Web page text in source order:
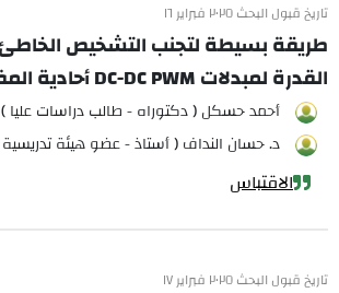
تاريخ قبول البحث ٢٠٢٥ فبراير ١٦
طريقة بسيطة لتجنب التشخيص
القدرة لمبدلات DC-DC PWM أحادية المفتاح
أحمد حسكل ( دكتوراه - طالب دراسات عليا )
د. حسان النداف ( أستاذ - عضو هيئة
الاقتباس
تاريخ قبول البحث ٢٠٢٥ فبراير ١٧